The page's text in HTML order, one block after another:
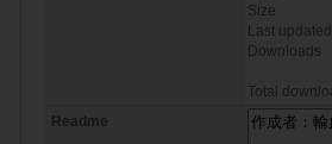
Size
Last updated
Downloads
Total
Readme